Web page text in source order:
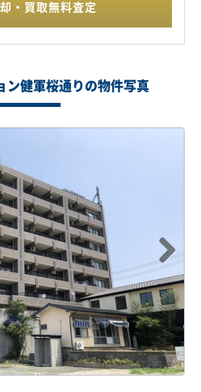
・買取無料査定
ン健軍桜通りの物件写真
Next